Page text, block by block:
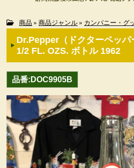
Home
カート
特定商取引法に基
カテゴリー検
ヴィンテージ・
商品 » 商品ジャンル » カンパニー・グ
Dr.Pepper（ドクターペッ
1/2 FL. OZS. ボトル 1962
品番:DOC9905B